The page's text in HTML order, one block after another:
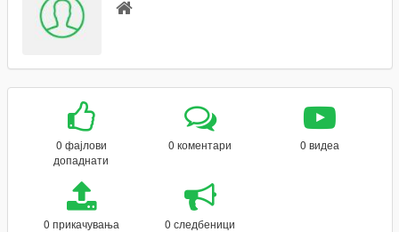
0 фајлови
допаднати
0 коментари 0 видеа
0 прикачувања 0 следбеници